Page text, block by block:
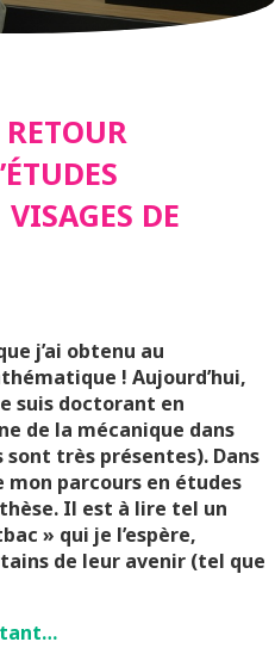
! | DE
j’ai obtenu au
! Aujourd’hui,
suis doctorant en
de la mécanique dans
très présentes). Dans
parcours en études
Il est à lire tel un
» qui je l’espère,
de leur avenir (tel que